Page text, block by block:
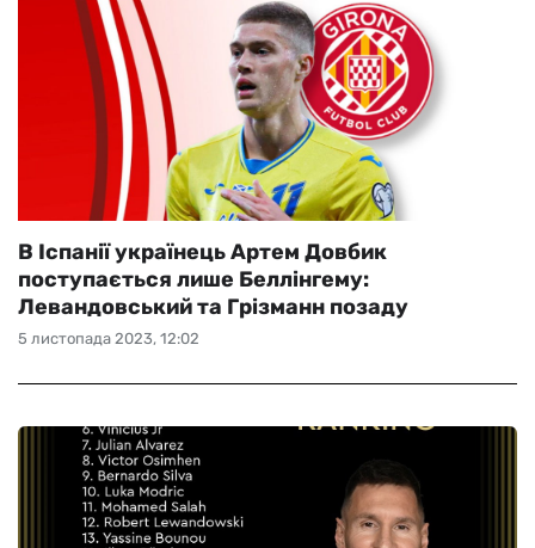
5 листопада 2023, 12:02
В Іспанії українець Артем Довбик
поступається лише Беллінгему:
Левандовський та Грізманн позаду